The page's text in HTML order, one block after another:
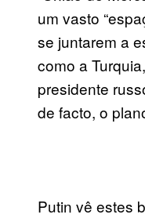
um vasto
se juntarem a
como a
presidente
de facto, o
Putin vê estes